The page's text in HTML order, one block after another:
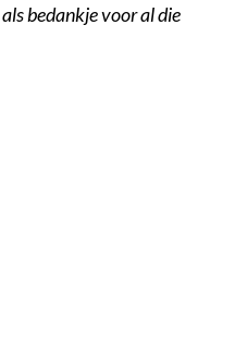
bedankje voor al die